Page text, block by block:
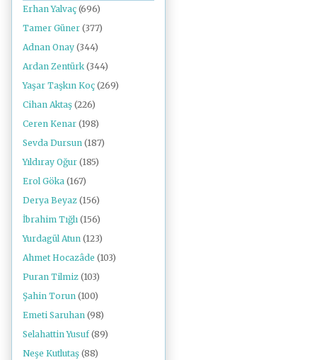
Erhan Yalvaç (696)
Tamer Güner (377)
Adnan Onay (344)
Ardan Zentürk (344)
Yaşar Taşkın Koç (269)
Cihan Aktaş (226)
Ceren Kenar (198)
Sevda Dursun (187)
Yıldıray Oğur (185)
Erol Göka (167)
Derya Beyaz (156)
İbrahim Tığlı (156)
Yurdagül Atun (123)
Ahmet Hocazâde (103)
Puran Tilmiz (103)
Şahin Torun (100)
Emeti Saruhan (98)
Selahattin Yusuf (89)
Neşe Kutlutaş (88)